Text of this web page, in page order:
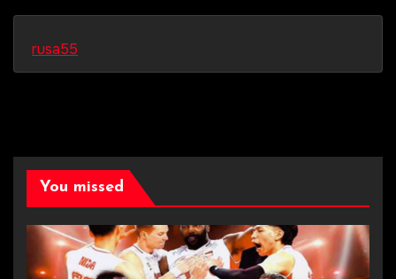
rusa55
You missed